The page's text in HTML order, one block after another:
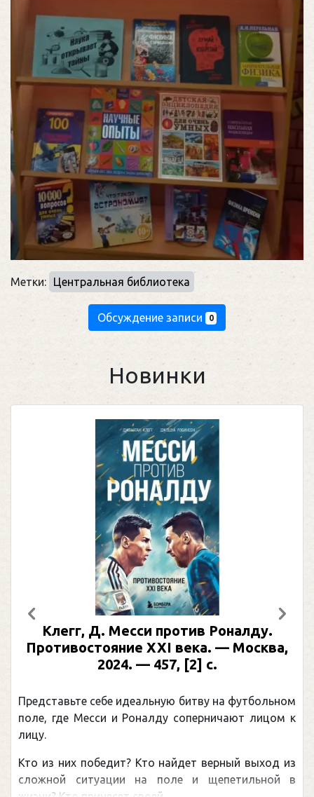
Метки: Центральная библиотека
Обсуждение записи 0
Новинки
Роналду.
века. — Москва,
битву на футбольном
соперничают лицом к
найдет верный выход из
и щепетильной в
Рабинер, И. Я.
Москва, 2024 (макет
обсуждаемая хоккейная
мире.Перед сезоном
Предыдущий